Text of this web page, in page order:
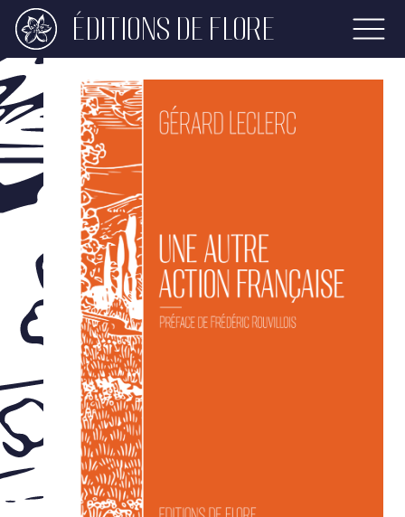
ÉDITIONS DE FLORE